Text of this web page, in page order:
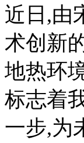
近日,由
术创新
地热环
标志着
一步,为